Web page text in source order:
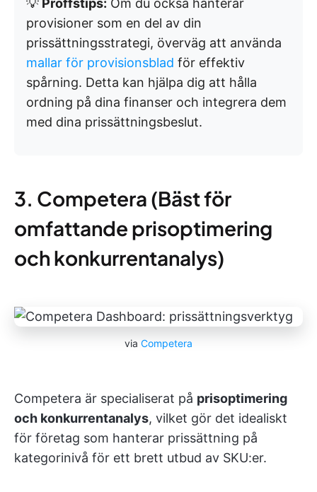
💡 Proffstips: Om du också hanterar
provisioner som en del av din
prissättningsstrategi, överväg att använda
mallar för provisionsblad för effektiv
spårning. Detta kan hjälpa dig att hålla
ordning på dina finanser och integrera dem
med dina prissättningsbeslut.
3. Competera (Bäst för
omfattande prisoptimering
och konkurrentanalys)
via Competera
Competera är specialiserat på prisoptimering
och konkurrentanalys, vilket gör det idealiskt
för företag som hanterar prissättning på
kategorinivå för ett brett utbud av SKU:er.